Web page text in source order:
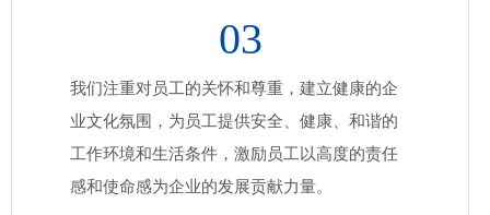
03
我们注重对员工的关怀和尊重，建立健康的企
业文化氛围，为员工提供安全、健康、和谐的
工作环境和生活条件，激励员工以高度的责任
感和使命感为企业的发展贡献力量。